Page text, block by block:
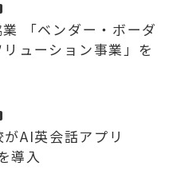
「ベンダー・ボーダ
ューション事業」を
AI英会話アプリ
導入